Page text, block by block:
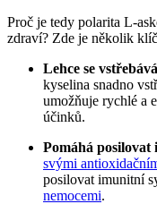
Proč je tedy polarita L-
zdraví? Zde je několik
Lehce se
kyselina snadno
umožňuje rychlé a
účinků.
Pomáhá posilovat
svými
posilovat imunitní
nemocemi.